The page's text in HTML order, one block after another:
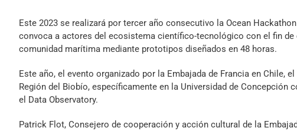
Este 2023 se realizará por tercer año consecutivo la Ocean
convoca a actores del ecosistema científico-tecnológico con el fin
comunidad marítima mediante prototipos diseñados en 48 horas.
Este año, el evento organizado por la Embajada de Francia en Chile,
Región del Biobío, específicamente en la Universidad de
el Data Observatory.
Patrick Flot, Consejero de cooperación y acción cultural de la